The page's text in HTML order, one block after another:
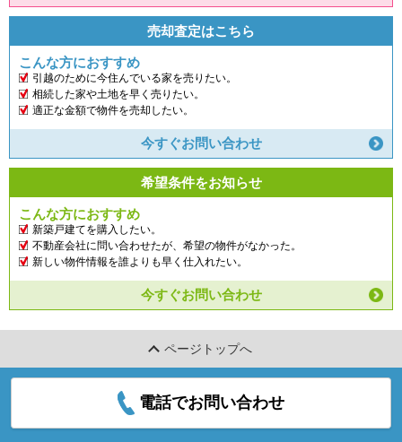
売却査定はこちら
こんな方におすすめ
引越のために今住んでいる家を売りたい。
相続した家や土地を早く売りたい。
適正な金額で物件を売却したい。
今すぐお問い合わせ
希望条件をお知らせ
こんな方におすすめ
新築戸建てを購入したい。
不動産会社に問い合わせたが、希望の物件がなかった。
新しい物件情報を誰よりも早く仕入れたい。
今すぐお問い合わせ
ページトップへ
電話でお問い合わせ